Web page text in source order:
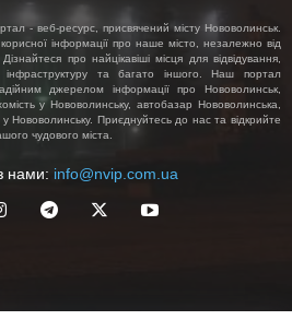
- веб-ресурс, присвячений місту Нововолинськ.
інформації про наше місто, незалежно від
про найцікавіші місця для відвідування,
інфраструктуру та багато іншого. Наш портал
джерелом інформації про Нововолинськ,
у Нововолинську, автобазар Нововолинська,
Нововолинську. Приєднуйтесь до нас та відкрийте
чудового міста.
нами: info@nvip.com.ua